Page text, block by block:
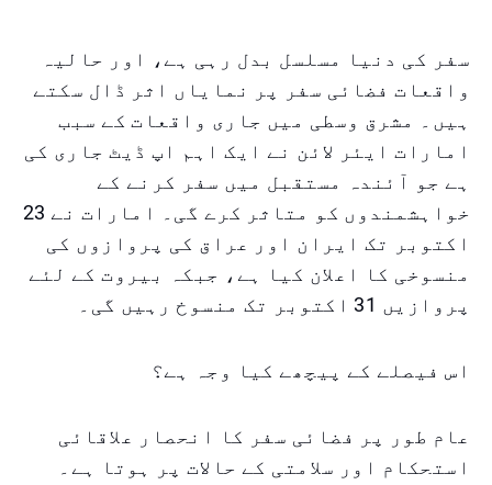
سفر کی دنیا مسلسل بدل رہی ہے، اور حالیہ
واقعات فضائی سفر پر نمایاں اثر ڈال سکتے
ہیں۔ مشرق وسطی میں جاری واقعات کے سبب
امارات ایئر لائن نے ایک اہم اپ ڈیٹ جاری کی
ہے جو آئندہ مستقبل میں سفر کرنے کے
خواہشمندوں کو متاثر کرے گی۔ امارات نے 23
اکتوبر تک ایران اور عراق کی پروازوں کی
منسوخی کا اعلان کیا ہے، جبکہ بیروت کے لئے
پروازیں 31 اکتوبر تک منسوخ رہیں گی۔
اس فیصلے کے پیچھے کیا وجہ ہے؟
عام طور پر فضائی سفر کا انحصار علاقائی
استحکام اور سلامتی کے حالات پر ہوتا ہے۔